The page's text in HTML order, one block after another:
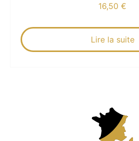
16,50 €
Lire la suite